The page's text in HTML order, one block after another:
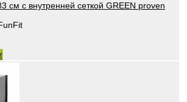
см с внутренней сеткой GREEN proven